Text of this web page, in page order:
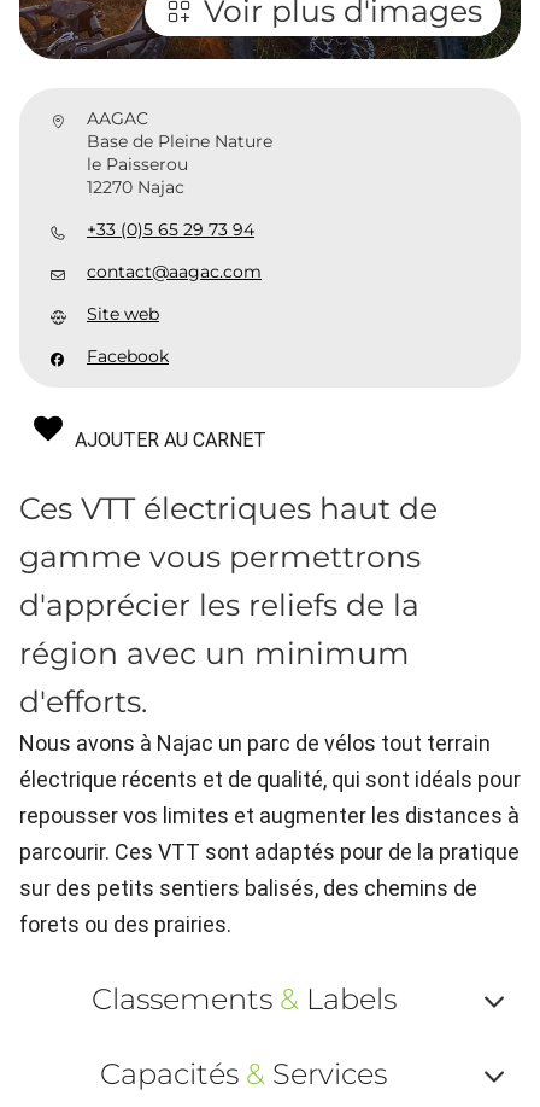
Voir plus d'images
AAGAC
Base de Pleine Nature
le Paisserou
12270 Najac
+33 (0)5 65 29 73 94
contact@aagac.com
Site web
Facebook
AJOUTER AU CARNET
Ces VTT électriques haut de
gamme vous permettrons
d'apprécier les reliefs de la
région avec un minimum
d'efforts.
Nous avons à Najac un parc de vélos tout terrain
électrique récents et de qualité, qui sont idéals pour
repousser vos limites et augmenter les distances à
parcourir. Ces VTT sont adaptés pour de la pratique
sur des petits sentiers balisés, des chemins de
forets ou des prairies.
Classements &Labels
ou
Capacités & Services